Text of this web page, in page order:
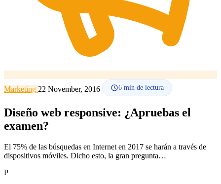
Marketing 22 November, 2016 6 min de lectura
Diseño web responsive: ¿Apruebas el
examen?
El 75% de las búsquedas en Internet en 2017 se harán a través de
dispositivos móviles. Dicho esto, la gran pregunta…
P